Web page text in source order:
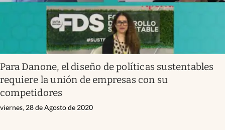
Para Danone, el diseño de políticas sustentables
requiere la unión de empresas con su
competidores
viernes, 28 de Agosto de 2020